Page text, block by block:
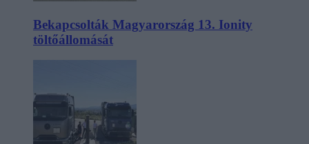
Bekapcsolták Magyarország 13. Ionity
töltőállomását